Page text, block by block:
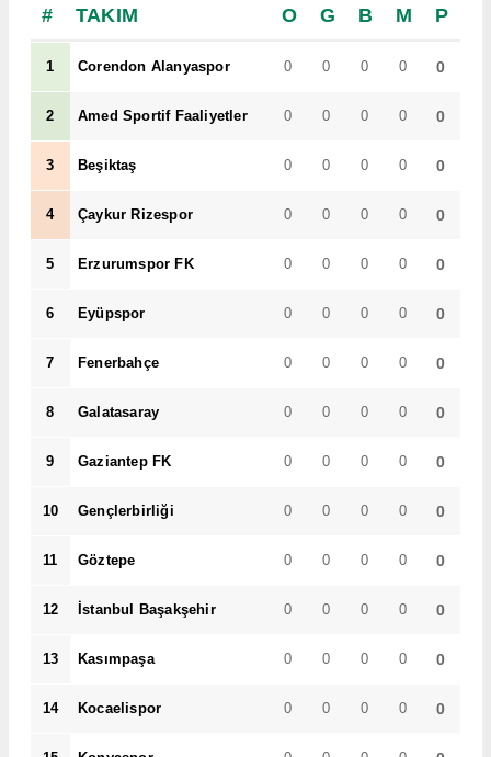
TAKIM
O G B M P
1 Corendon Alanyaspor 0 0 0 0 0
2 Amed Sportif Faaliyetler 0 0 0 0 0
3 Beşiktaş 0 0 0 0 0
4 Çaykur Rizespor 0 0 0 0 0
5 Erzurumspor FK 0 0 0 0 0
6 Eyüpspor 0 0 0 0 0
7 Fenerbahçe 0 0 0 0 0
8 Galatasaray 0 0 0 0 0
9 Gaziantep FK 0 0 0 0 0
10 Gençlerbirliği 0 0 0 0 0
11 Göztepe 0 0 0 0 0
12 İstanbul Başakşehir 0 0 0 0 0
13 Kasımpaşa 0 0 0 0 0
14 Kocaelispor 0 0 0 0 0